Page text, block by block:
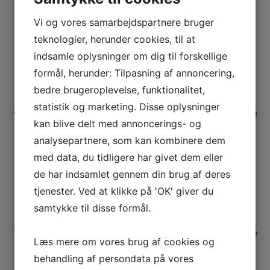
Bolig
Panasonic varmepumpe
Posted
on
31. august 2013
Panasonic varmepumpe Skal I have ny Panasonic
varmepumpe? Er en Panasonic varmepumpe det rette
valg for jer? I kan læse mere om valg af korrekt …
Bolig
Nyt tag og tagrenovering
Posted
30. april 2013
Tagrenovering og lægning af nyt tag Skal huset have
nyt tag? Det er en rigtig god ide at søge efter
tagrenovering online. Det er nemt …
Vi og vores samarbejdspartnere bruger
teknologier, herunder cookies, til at
indsamle oplysninger om dig til forskellige
formål, herunder: Tilpasning af annoncering,
bedre brugeroplevelse, funktionalitet,
statistik og marketing. Disse oplysninger
kan blive delt med annoncerings- og
analysepartnere, som kan kombinere dem
med data, du tidligere har givet dem eller
de har indsamlet gennem din brug af deres
tjenester. Ved at klikke på 'OK' giver du
samtykke til disse formål.
Læs mere om vores brug af cookies og
behandling af persondata på vores